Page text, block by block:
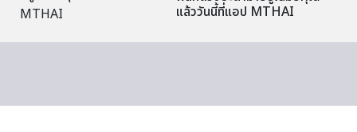
แล้ววันนี้ที่แอป MTHAI